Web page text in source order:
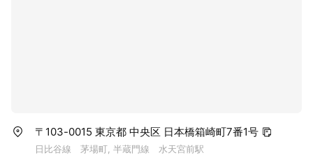
〒103-0015 東京都 中央区 日本橋箱崎町7番1号
日比谷線 茅場町, 半蔵門線 水天宮前駅